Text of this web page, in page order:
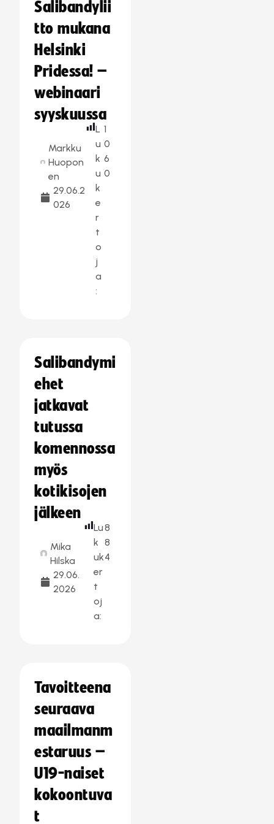
Salibandylii
tto mukana
Helsinki
Pridessa! –
webinaari
syyskuussa
Markku
Huopon
en
29.06.2
026
L
u
k
u
k
e
r
t
o
j
a
:
1
0
6
0
Salibandymi
ehet
jatkavat
tutussa
komennossa
myös
kotikisojen
jälkeen
Mika
Hilska
29.06.
2026
Lu
k
uk
er
t
oj
a:
8
8
4
Tavoitteena
seuraava
maailmanm
estaruus –
U19-naiset
kokoontuva
t